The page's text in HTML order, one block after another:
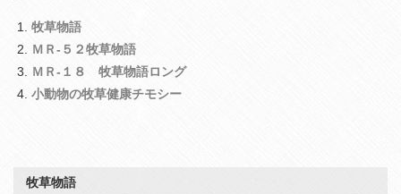
牧草物語
ＭＲ‐５２牧草物語
ＭＲ‐１８ 牧草物語ロング
小動物の牧草健康チモシー
牧草物語